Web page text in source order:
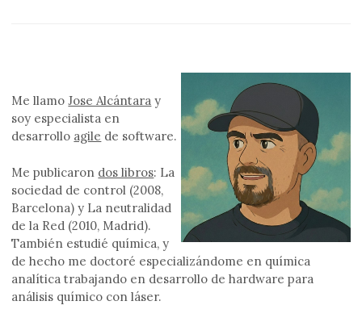
Me llamoJose Alcántara y
soy especialista en
desarrollo agile de software.
Me publicaron dos libros: La
sociedad de control (2008,
Barcelona) y La neutralidad
de la Red (2010, Madrid).
También estudié química, y
de hecho me doctoré especializándome en química
analítica trabajando en desarrollo de hardware para
análisis químico con láser.